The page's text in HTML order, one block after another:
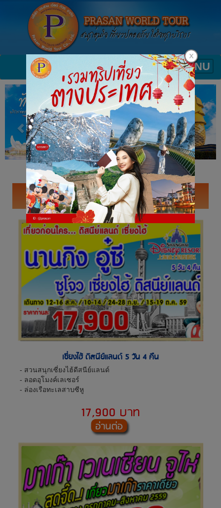
Toggle
MENU
จีน
เซี่ยงไฮ้ ดิสนีย์แลนด์ 5 วัน 4 คืน
- สวนสนุกเซี่ยงไฮ้ดีสนีย์แลนด์
- ลอดอุโมงค์เลเซอร์
- ล่องเรือทะเลสาบซีหู
17,900 บาท